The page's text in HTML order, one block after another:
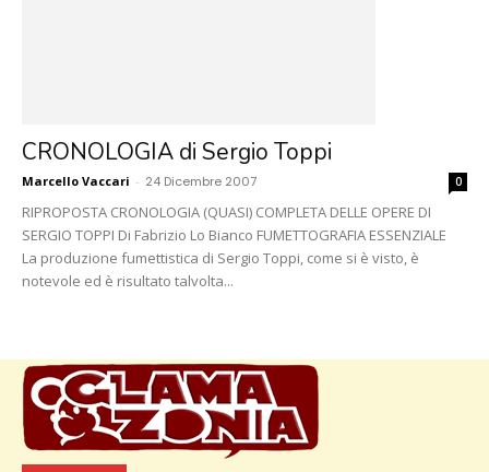
CRONOLOGIA di Sergio Toppi
Marcello Vaccari - 24 Dicembre 2007 0
RIPROPOSTA CRONOLOGIA (QUASI) COMPLETA DELLE OPERE DI
SERGIO TOPPI Di Fabrizio Lo Bianco FUMETTOGRAFIA ESSENZIALE
La produzione fumettistica di Sergio Toppi, come si è visto, è
notevole ed è risultato talvolta...